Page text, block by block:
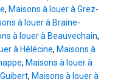
, Maisons à louer à Grez-
à louer à Braine-
à louer à Beauvechain,
à Hélécine, Maisons à
, Maisons à louer à
, Maisons à louer à